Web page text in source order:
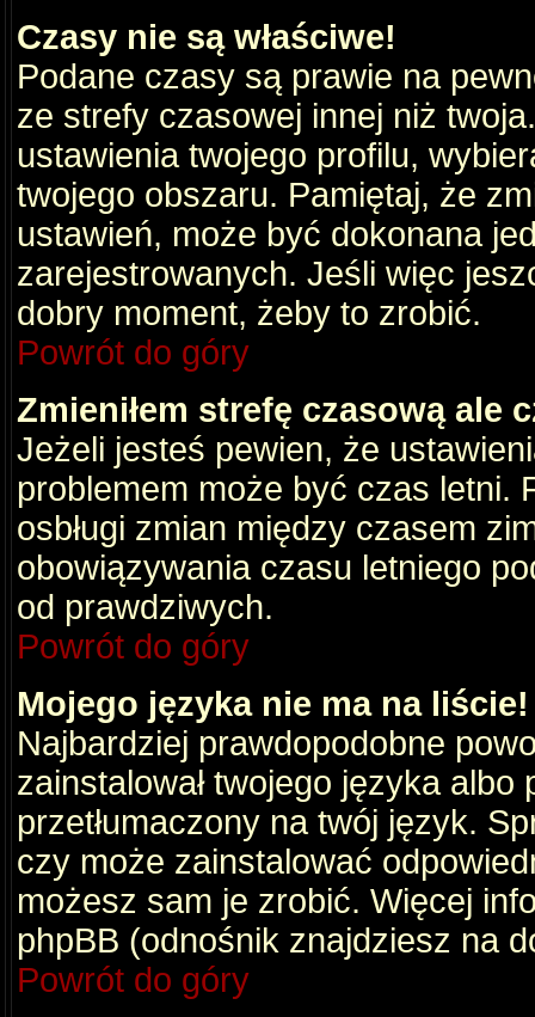
Czasy nie są właściwe!
Podane czasy są prawie na
ze strefy czasowej innej niż
ustawienia twojego profilu,
twojego obszaru. Pamiętaj, że
ustawień, może być dokonana
zarejestrowanych. Jeśli więc
dobry moment, żeby to zrobić.
Powrót do góry
Zmieniłem strefę czasową ale
Jeżeli jesteś pewien, że
problemem może być czas letni.
osbługi zmian między czasem
obowiązywania czasu letniego
od prawdziwych.
Powrót do góry
Mojego języka nie ma na liście!
Najbardziej prawdopodobne
zainstalował twojego języka albo
przetłumaczony na twój język.
czy może zainstalować
możesz sam je zrobić. Więcej
phpBB (odnośnik znajdziesz na
Powrót do góry